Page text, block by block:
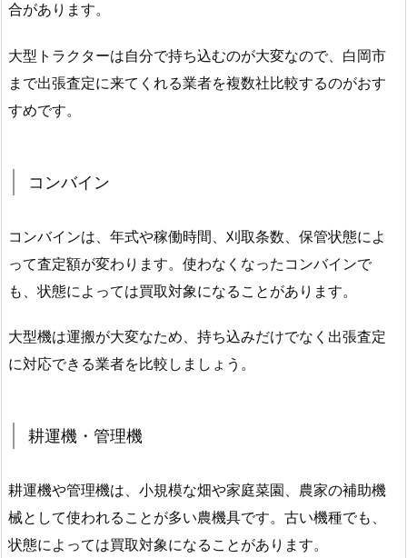
合があります。
大型トラクターは自分で持ち込むのが大変なので、白岡市
まで出張査定に来てくれる業者を複数社比較するのがおす
すめです。
コンバイン
コンバインは、年式や稼働時間、刈取条数、保管状態によ
って査定額が変わります。使わなくなったコンバインで
も、状態によっては買取対象になることがあります。
大型機は運搬が大変なため、持ち込みだけでなく出張査定
に対応できる業者を比較しましょう。
耕運機・管理機
耕運機や管理機は、小規模な畑や家庭菜園、農家の補助機
械として使われることが多い農機具です。古い機種でも、
状態によっては買取対象になることがあります。